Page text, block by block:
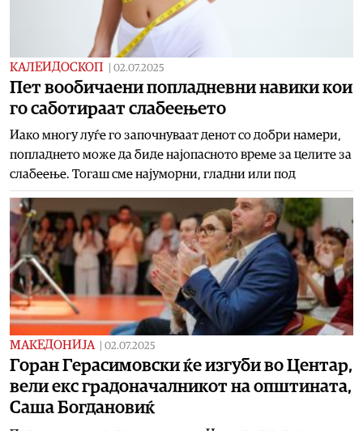
КАЛЕИДОСКОП 02.07.2025
Пет вообичаени попладневни навики кои
го саботираат слабеењето
Иако многу луѓе го започнуваат денот со добри намери,
попладнето може да биде најопасното време за целите за
слабеење. Тогаш сме најуморни, гладни или под
МАКЕДОНИЈА 02.07.2025
Горан Герасимовски ќе изгуби во Центар,
вели екс градоначалникот на општината,
Саша Богдановиќ